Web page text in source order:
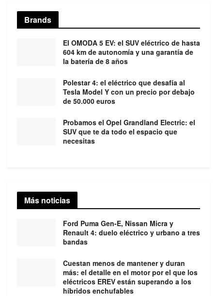
Brands
El OMODA 5 EV: el SUV eléctrico de hasta
604 km de autonomía y una garantía de
la batería de 8 años
Polestar 4: el eléctrico que desafía al
Tesla Model Y con un precio por debajo
de 50.000 euros
Probamos el Opel Grandland Electric: el
SUV que te da todo el espacio que
necesitas
Más noticias
Ford Puma Gen-E, Nissan Micra y
Renault 4: duelo eléctrico y urbano a tres
bandas
Cuestan menos de mantener y duran
más: el detalle en el motor por el que los
eléctricos EREV están superando a los
híbridos enchufables